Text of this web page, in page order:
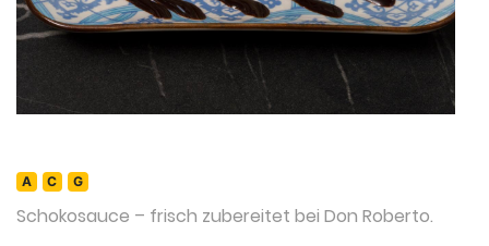
A C G
Schokosauce – frisch zubereitet bei Don Roberto.